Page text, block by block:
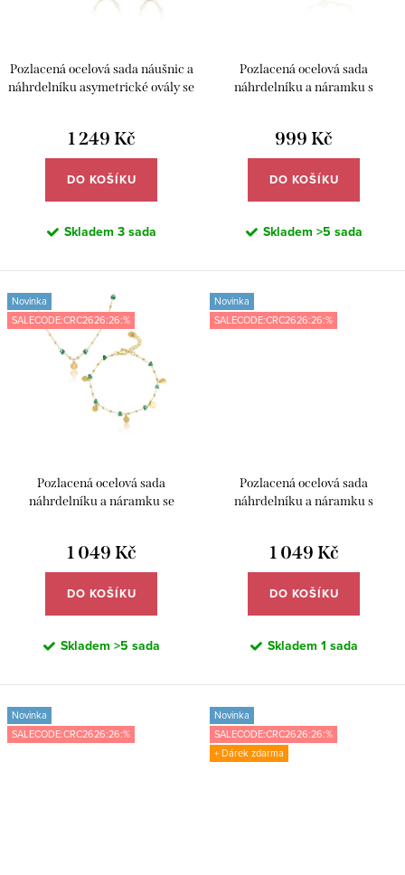
k
t
u
k
Pozlacená ocelová sada náušnic a
náhrdelníku asymetrické ovály se
1 249 Kč
DO KOŠÍKU
Skladem 3 sada
Pozlacená ocelová sada
náhrdelníku a náramku s
999 Kč
DO KOŠÍKU
Skladem >5 sada
Novinka
SALECODE:CRC2626:26:%
Pozlacená ocelová sada
náhrdelníku a náramku se
1 049 Kč
DO KOŠÍKU
Skladem >5 sada
Novinka
SALECODE:CRC2626:26:%
Pozlacená ocelová sada
náhrdelníku a náramku s
1 049 Kč
DO KOŠÍKU
Skladem 1 sada
Novinka
SALECODE:CRC2626:26:%
Novinka
SALECODE:CRC2626:26:%
+ Dárek zdarma